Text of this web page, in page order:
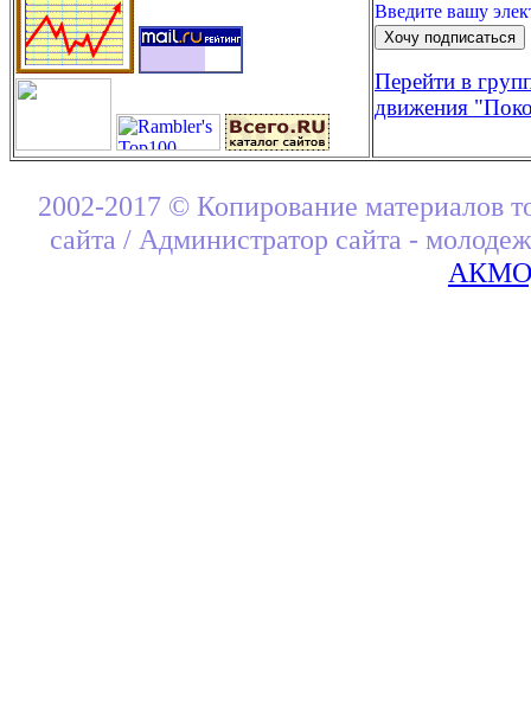
Введите вашу
Перейти в
движения
2002-2017 © Копирование материалов
сайта / Администратор сайта -